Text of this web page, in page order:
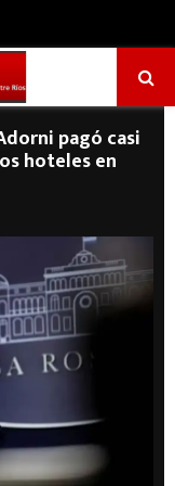
pagó casi
hoteles en